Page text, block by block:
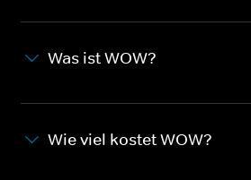
Was ist WOW?
Wie viel kostet WOW?